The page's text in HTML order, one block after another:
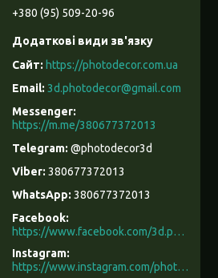
+380 (95) 509-20-96
https://photodecor.com.ua
3d.photodecor@gmail.com
https://m.me/380677372013
@photodecor3d
380677372013
380677372013
Facebook
https://www.facebook.com/3d.photodecor/
Instagram
https://www.instagram.com/photodecor.com.ua/